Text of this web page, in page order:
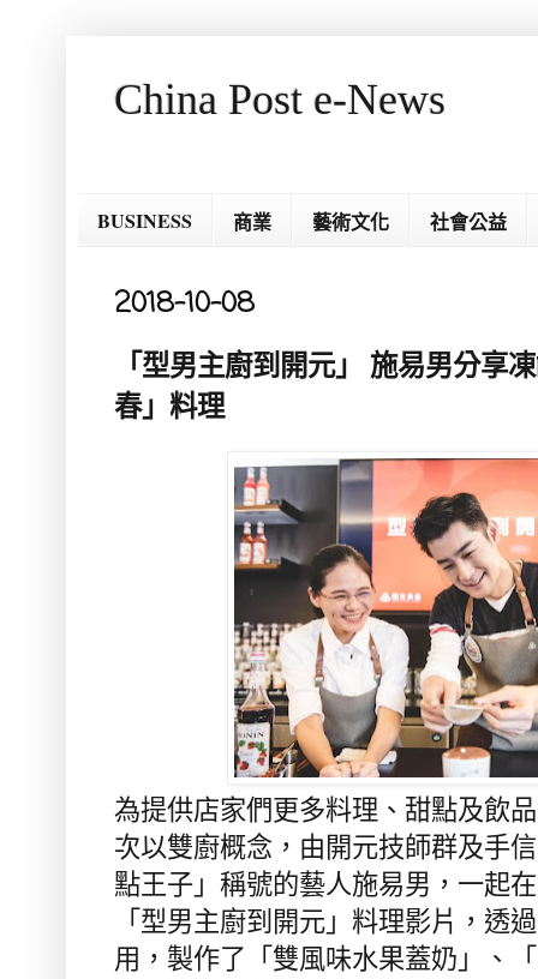
China Post e-News
BUSINESS 商業 藝術文化 社會公益
2018-10-08
「型男主廚到開元」 施易男分享
春」料理
為提供店家們更多料理、甜點及飲
次以雙廚概念，由開元技師群及手
點王子」稱號的藝人施易男，一起
「型男主廚到開元」料理影片，透
用，製作了「雙風味水果蓋奶」、